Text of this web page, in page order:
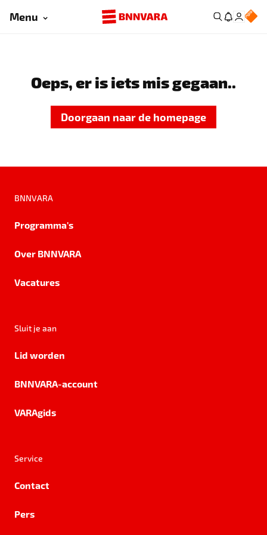
Menu
Oeps, er is iets mis gegaan..
Doorgaan naar de homepage
BNNVARA
Programma's
Over BNNVARA
Vacatures
Sluit je aan
Lid worden
BNNVARA-account
VARAgids
Service
Contact
Pers